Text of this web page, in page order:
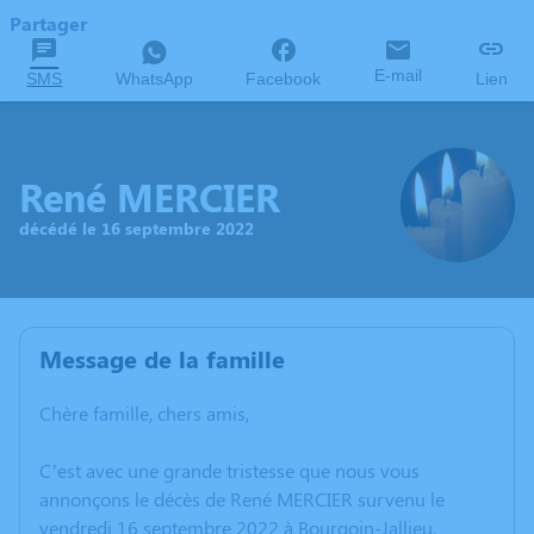
Partager
SMS WhatsApp Facebook E-mail Lien
René MERCIER
décédé le 16 septembre 2022
Message de la famille
Chère famille, chers amis,
C’est avec une grande tristesse que nous vous
annonçons le décès de René MERCIER survenu le
vendredi 16 septembre 2022 à Bourgoin-Jallieu.